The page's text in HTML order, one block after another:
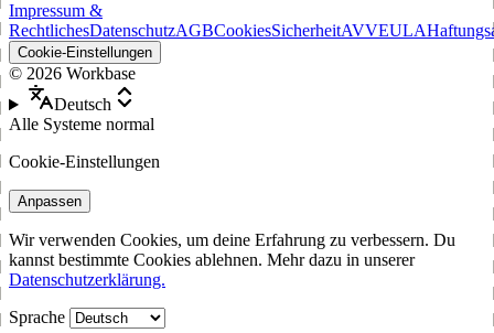
Impressum &
RechtlichesDatenschutzAGBCookiesSicherheitAVVEULA
Cookie-Einstellungen
© 2026 Workbase
Deutsch
Alle Systeme normal
Cookie-Einstellungen
Anpassen
Wir verwenden Cookies, um deine Erfahrung zu verbessern. Du
kannst bestimmte Cookies ablehnen. Mehr dazu in unserer
Datenschutzerklärung.
Sprache